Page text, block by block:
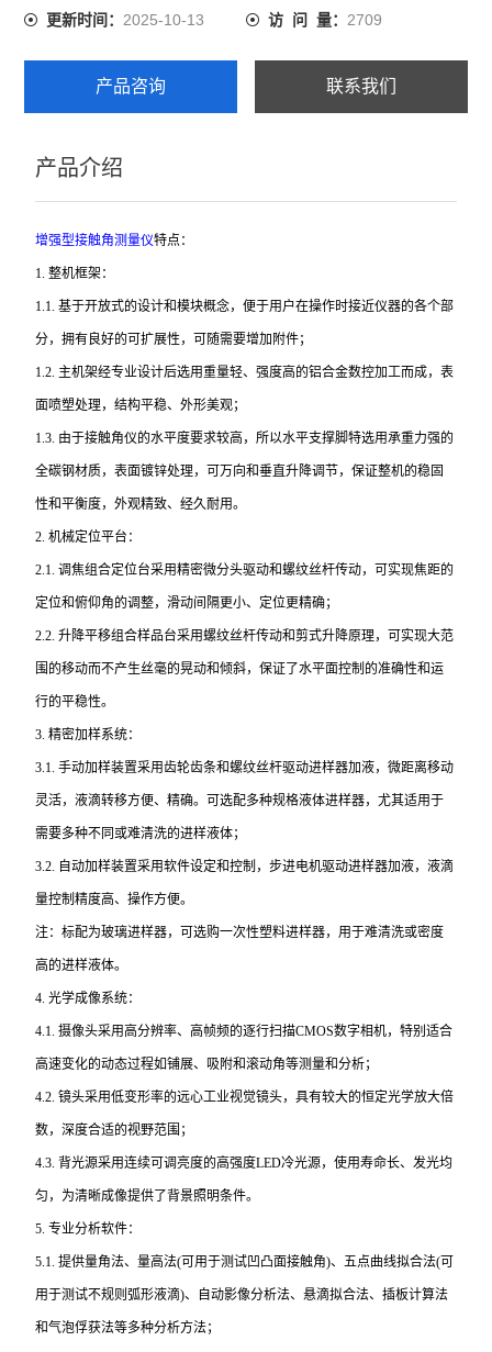
检测、处理效果评估，以及表征、分析、推测或描述如竞
更新时间：2025-10-13 访 问 量： 2709
产品咨询 联系我们
产品介绍
增强型接触角测量仪特点：
1.整机框架：
1.1.基于开放式的设计和模块概念，便于用户在操作时接近仪器的各个部
分，拥有良好的可扩展性，可随需要增加附件；
1.2. 主机架经专业设计后选用重量轻、强度高的铝合金数控加工而成，表
面喷塑处理，结构平稳、外形美观；
1.3. 由于接触角仪的水平度要求较高，所以水平支撑脚特选用承重力强的
全碳钢材质，表面镀锌处理，可万向和垂直升降调节，保证整机的稳固
性和平衡度，外观精致、经久耐用。
2.机械定位平台：
2.1.调焦组合定位台采用精密微分头驱动和螺纹丝杆传动，可实现焦距的
定位和俯仰角的调整，滑动间隔更小、定位更精确；
2.2.升降平移组合样品台采用螺纹丝杆传动和剪式升降原理，可实现大范
围的移动而不产生丝毫的晃动和倾斜，保证了水平面控制的准确性和运
行的平稳性。
3.精密加样系统：
3.1.手动加样装置采用齿轮齿条和螺纹丝杆驱动进样器加液，微距离移动
灵活，液滴转移方便、精确。可选配多种规格液体进样器，尤其适用于
需要多种不同或难清洗的进样液体；
3.2. 自动加样装置采用软件设定和控制，步进电机驱动进样器加液，液滴
量控制精度高、操作方便。
注：标配为玻璃进样器，可选购一次性塑料进样器，用于难清洗或密度
高的进样液体。
4.光学成像系统：
4.1.摄像头采用高分辨率、高帧频的逐行扫描CMOS数字相机，特别适合
高速变化的动态过程如铺展、吸附和滚动角等测量和分析；
4.2.镜头采用低变形率的远心工业视觉镜头，具有较大的恒定光学放大倍
数，深度合适的视野范围；
4.3.背光源采用连续可调亮度的高强度LED冷光源，使用寿命长、发光均
匀，为清晰成像提供了背景照明条件。
5.专业分析软件：
5.1.提供量角法、量高法(可用于测试凹凸面接触角)、五点曲线拟合法(可
用于测试不规则弧形液滴)、自动影像分析法、悬滴拟合法、插板计算法
和气泡俘获法等多种分析方法；